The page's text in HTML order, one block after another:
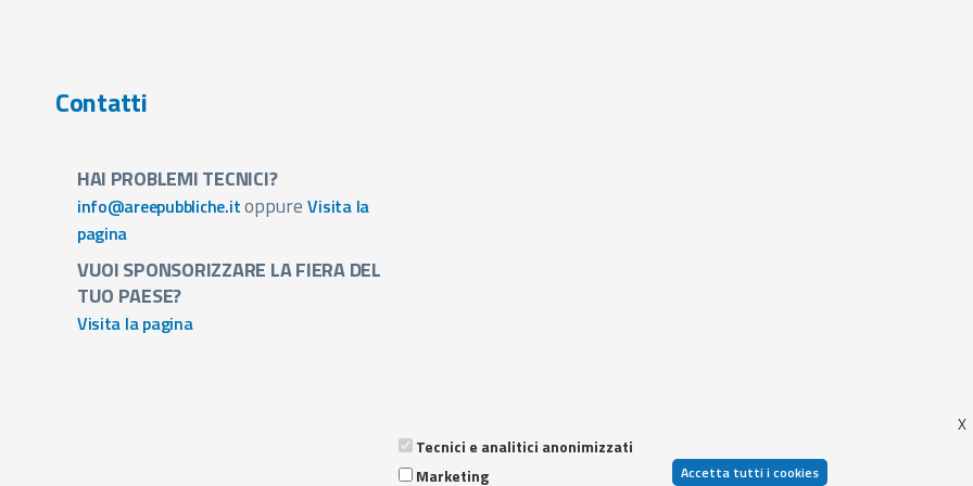
Contatti
HAI PROBLEMI TECNICI?
info@areepubbliche.itoppureVisita la
pagina
VUOI SPONSORIZZARE LA FIERA DEL
TUO PAESE?
Visita la pagina
Tecnici e analitici anonimizzati
Marketing
Accetta tutti i cookies